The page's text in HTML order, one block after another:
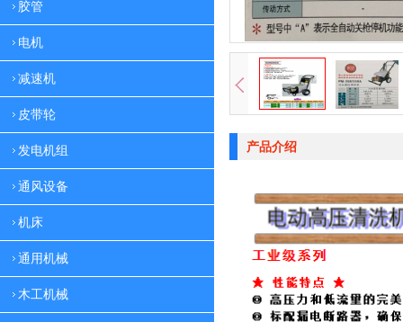
胶管
电机
减速机
皮带轮
发电机组
通风设备
机床
通用机械
木工机械
产品介绍